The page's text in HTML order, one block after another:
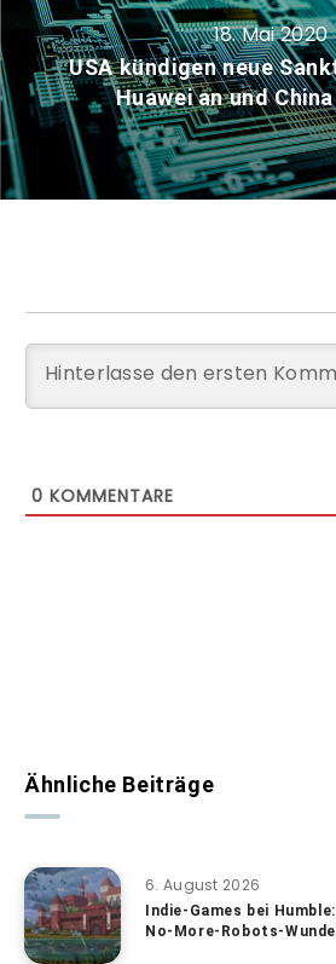
18. Mai 2020
USA kündigen neue
Huawei an und
0 KOMMENTARE
Ähnliche Beiträge
6. August 2026
Indie-Games bei
No-More-Robots-